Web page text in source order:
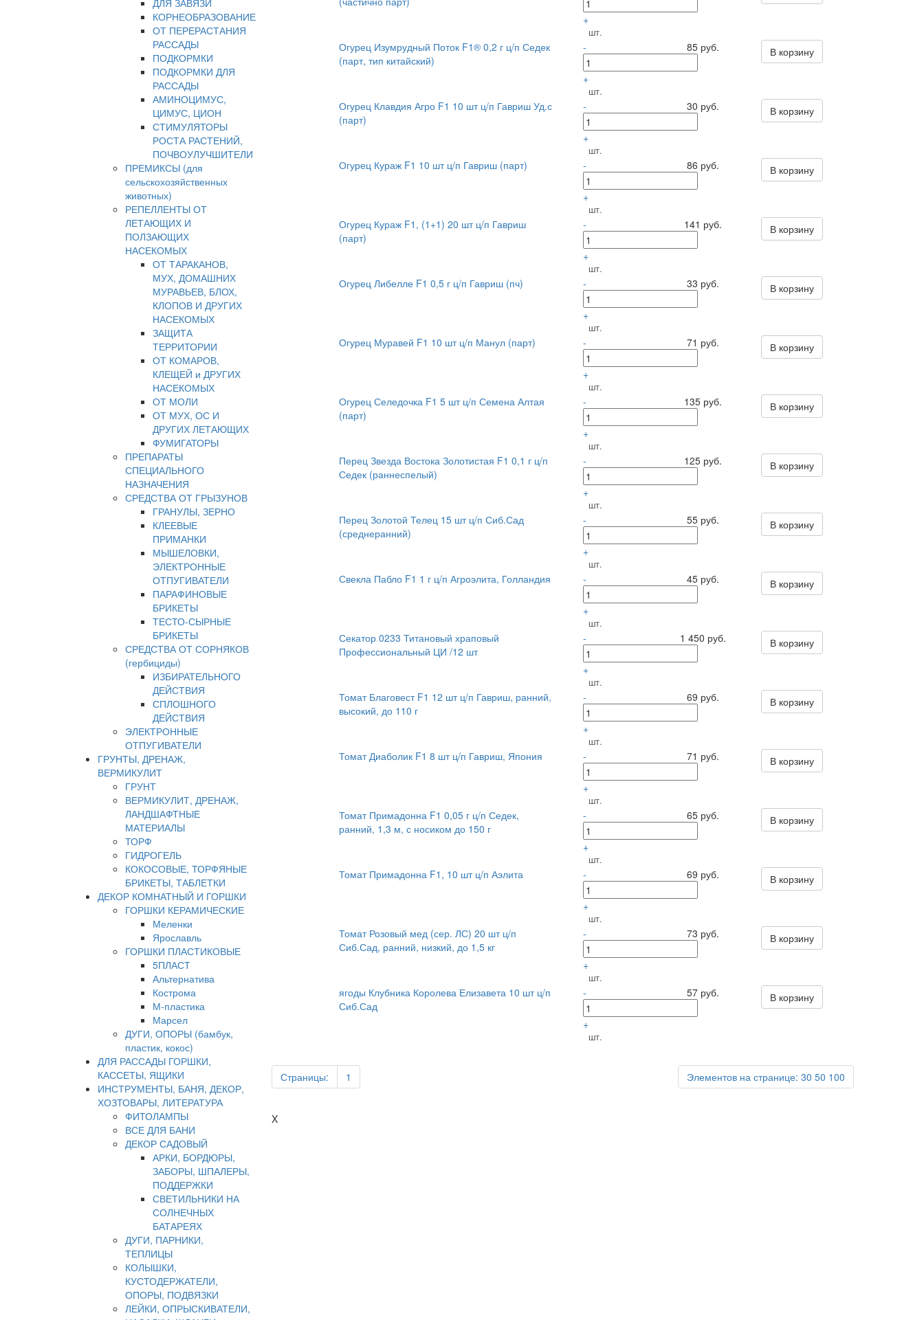
ДЛЯ ЗАВЯЗИ
КОРНЕОБРАЗОВАНИЕ
ОТ ПЕРЕРАСТАНИЯ
РАССАДЫ
ПОДКОРМКИ
ПОДКОРМКИ ДЛЯ
РАССАДЫ
АМИНОЦИМУС,
ЦИМУС, ЦИОН
СТИМУЛЯТОРЫ
РОСТА РАСТЕНИЙ,
ПОЧВОУЛУЧШИТЕЛИ
ПРЕМИКСЫ (для
сельскохозяйственных
животных)
РЕПЕЛЛЕНТЫ ОТ
ЛЕТАЮЩИХ И
ПОЛЗАЮЩИХ
НАСЕКОМЫХ
ОТ ТАРАКАНОВ,
МУХ, ДОМАШНИХ
МУРАВЬЕВ, БЛОХ,
КЛОПОВ И ДРУГИХ
НАСЕКОМЫХ
ЗАЩИТА
ТЕРРИТОРИИ
ОТ КОМАРОВ,
КЛЕЩЕЙ и ДРУГИХ
НАСЕКОМЫХ
ОТ МОЛИ
ОТ МУХ, ОС И
ДРУГИХ ЛЕТАЮЩИХ
ФУМИГАТОРЫ
ПРЕПАРАТЫ
СПЕЦИАЛЬНОГО
НАЗНАЧЕНИЯ
СРЕДСТВА ОТ ГРЫЗУНОВ
ГРАНУЛЫ, ЗЕРНО
КЛЕЕВЫЕ
ПРИМАНКИ
МЫШЕЛОВКИ,
ЭЛЕКТРОННЫЕ
ОТПУГИВАТЕЛИ
ПАРАФИНОВЫЕ
БРИКЕТЫ
ТЕСТО-СЫРНЫЕ
БРИКЕТЫ
СРЕДСТВА ОТ СОРНЯКОВ
(гербициды)
ИЗБИРАТЕЛЬНОГО
ДЕЙСТВИЯ
СПЛОШНОГО
ДЕЙСТВИЯ
ЭЛЕКТРОННЫЕ
ОТПУГИВАТЕЛИ
ГРУНТЫ, ДРЕНАЖ,
ВЕРМИКУЛИТ
ГРУНТ
ВЕРМИКУЛИТ, ДРЕНАЖ,
ЛАНДШАФТНЫЕ
МАТЕРИАЛЫ
ТОРФ
ГИДРОГЕЛЬ
КОКОСОВЫЕ, ТОРФЯНЫЕ
БРИКЕТЫ, ТАБЛЕТКИ
ДЕКОР КОМНАТНЫЙ И ГОРШКИ
ГОРШКИ КЕРАМИЧЕСКИЕ
Меленки
Ярославль
ГОРШКИ ПЛАСТИКОВЫЕ
5ПЛАСТ
Альтернатива
Кострома
М-пластика
Марсел
ДУГИ, ОПОРЫ (бамбук,
пластик, кокос)
ДЛЯ РАССАДЫ ГОРШКИ,
КАССЕТЫ, ЯЩИКИ
ИНСТРУМЕНТЫ, БАНЯ, ДЕКОР,
ХОЗТОВАРЫ, ЛИТЕРАТУРА
ФИТОЛАМПЫ
ВСЕ ДЛЯ БАНИ
ДЕКОР САДОВЫЙ
АРКИ, БОРДЮРЫ,
ЗАБОРЫ, ШПАЛЕРЫ,
ПОДДЕРЖКИ
СВЕТИЛЬНИКИ НА
СОЛНЕЧНЫХ
БАТАРЕЯХ
ДУГИ, ПАРНИКИ,
ТЕПЛИЦЫ
КОЛЫШКИ,
КУСТОДЕРЖАТЕЛИ,
ОПОРЫ, ПОДВЯЗКИ
ЛЕЙКИ, ОПРЫСКИВАТЕЛИ,
+
шт.
Огурец Изумрудный Поток F1® 0,2 г ц/п Седек
(парт, тип китайский)
-
+
шт.
85 руб. В корзину
Огурец Клавдия Агро F1 10 шт ц/п Гавриш Уд.с
(парт)
-
+
шт.
30 руб. В корзину
Огурец Кураж F1 10 шт ц/п Гавриш (парт) -
+
шт.
86 руб. В корзину
Огурец Кураж F1, (1+1) 20 шт ц/п Гавриш
(парт)
-
+
шт.
141 руб. В корзину
Огурец Либелле F1 0,5 г ц/п Гавриш (пч) -
+
шт.
33 руб. В корзину
Огурец Муравей F1 10 шт ц/п Манул (парт) -
+
шт.
71 руб. В корзину
Огурец Селедочка F1 5 шт ц/п Семена Алтая
(парт)
-
+
шт.
135 руб. В корзину
Перец Звезда Востока Золотистая F1 0,1 г ц/п
Седек (раннеспелый)
-
+
шт.
125 руб. В корзину
Перец Золотой Телец 15 шт ц/п Сиб.Сад
(среднеранний)
-
+
шт.
55 руб. В корзину
Свекла Пабло F1 1 г ц/п Агроэлита, Голландия -
+
шт.
45 руб. В корзину
Секатор 0233 Титановый храповый
Профессиональный ЦИ /12 шт
-
+
шт.
1 450 руб. В корзину
Томат Благовест F1 12 шт ц/п Гавриш, ранний,
высокий, до 110 г
-
+
шт.
69 руб. В корзину
Томат Диаболик F1 8 шт ц/п Гавриш, Япония -
+
шт.
71 руб. В корзину
Томат Примадонна F1 0,05 г ц/п Седек,
ранний, 1,3 м, с носиком до 150 г
-
+
шт.
65 руб. В корзину
Томат Примадонна F1, 10 шт ц/п Аэлита -
+
шт.
69 руб. В корзину
Томат Розовый мед (сер. ЛС) 20 шт ц/п
Сиб.Сад, ранний, низкий, до 1,5 кг
-
+
шт.
73 руб. В корзину
ягоды Клубника Королева Елизавета 10 шт ц/п
Сиб.Сад
-
+
шт.
57 руб. В корзину
Элементов на странице: 30 50 100
Страницы: 1
X